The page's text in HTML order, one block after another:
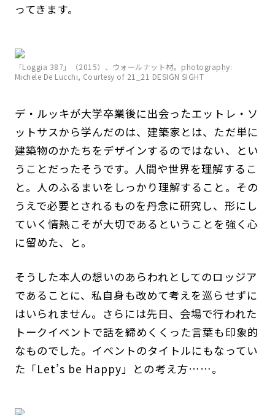
ってきます。
「Loggia 387」（2015）、ウォールナット材。photography:
Michele De Lucchi, Courtesy of 21_21 DESIGN SIGHT
デ・ルッキが大学卒業後に出会ったエットレ・ソ
ットサスから学んだのは、建築家とは、ただ単に
建築物のかたちをデザインするのではない、とい
うことだったそうです。人間や世界を理解するこ
と。人のふるまいをしっかり理解すること。その
うえで必要とされるものを丹念に研究し、形にし
ていく情熱こそが大切であるということを強く心
に留めた、と。
そうした本人の想いのあらわれとしてのロッジア
であることに、私自身も改めて考えを巡らせずに
はいられません。さらには先日、会場で行われた
トークイベントで話を締めくくった言葉も印象的
なものでした。イベントのタイトルにもなってい
た「Let’s be Happy」との考え方……。